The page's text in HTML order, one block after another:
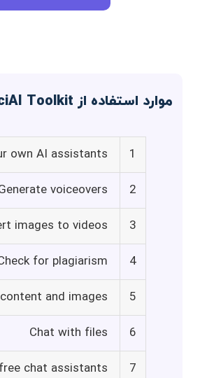
موارد استفاده از DavinciAI Toolkit
1
own AI assistants
2
voiceovers
3
images to videos
4
for plagiarism
5
and images
6
Chat with files
7
chat assistants